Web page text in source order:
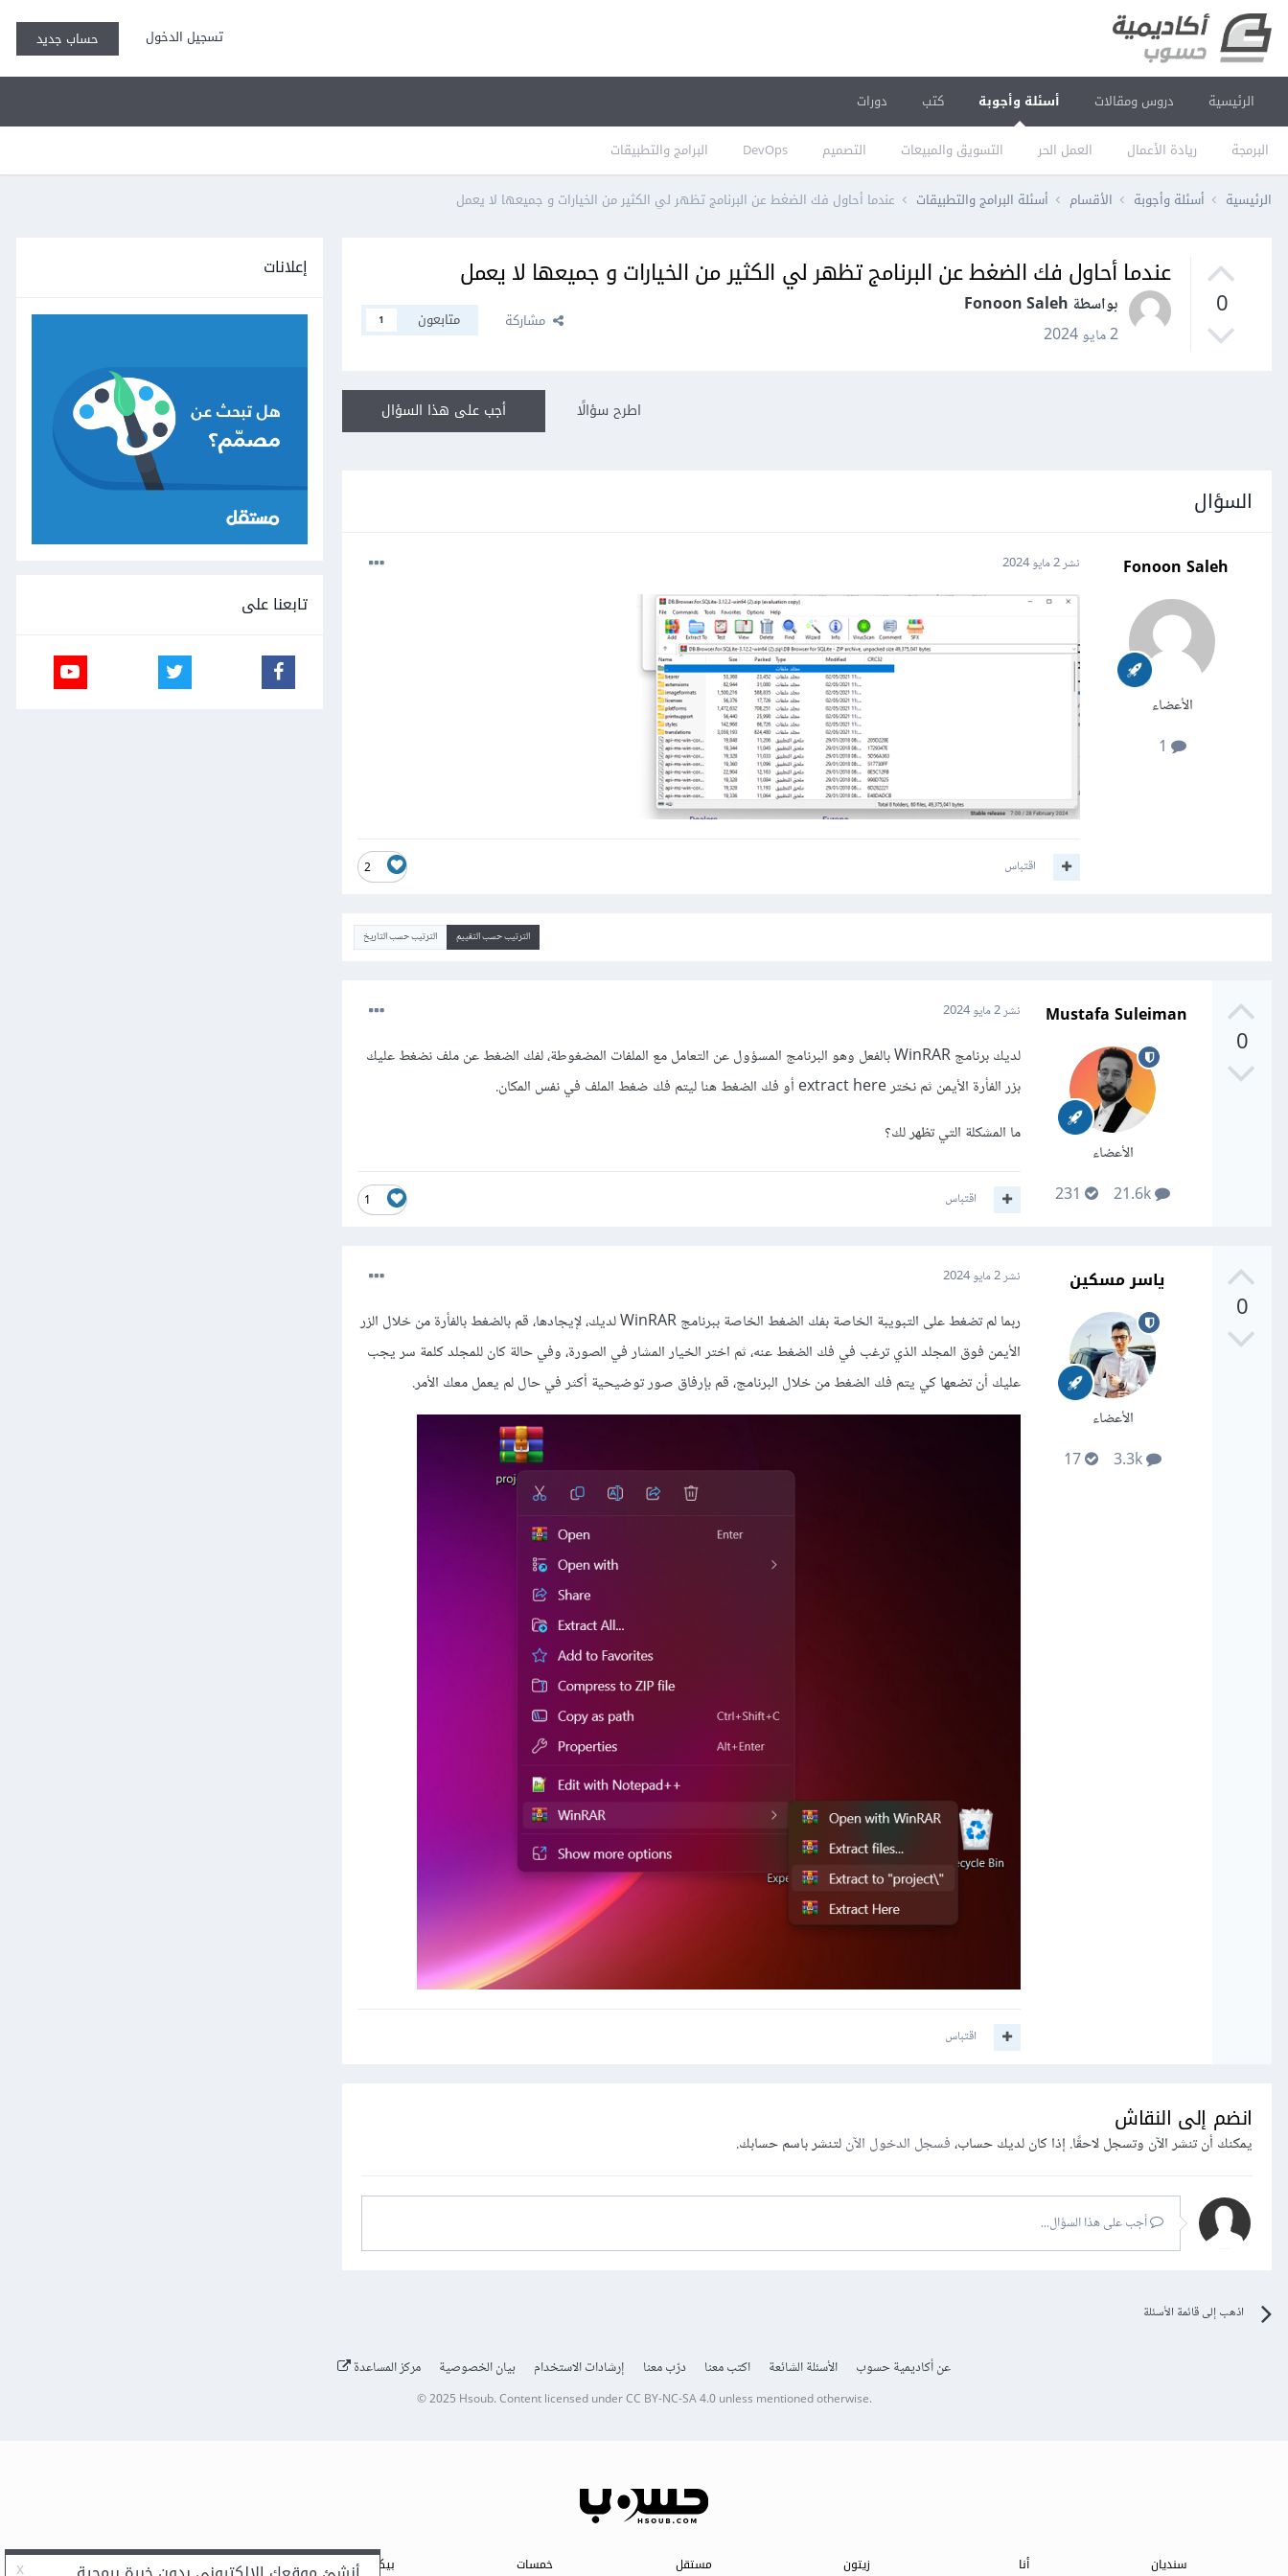
تسجيل الدخول حساب جديد
الرئيسية دروس ومقالات أسئلة وأجوبة
البرمجة ريادة الأعمال العمل الحر التسويق والمبيعات التصميم DevOps البرامج والتطبيقات
كتب دورات
الرئيسية أسئلة وأجوبة الأقسام أسئلة البرامج والتطبيقات عندما أحاول فك الضغط عن البرنامج تظهر لي الكثير من الخيارات و جميعها لا يعمل
0
عندما أحاول فك الضغط عن البرنامج تظهر لي الكثير من الخيارات و جميعها لا يعمل
بواسطة Fonoon Saleh
2 مايو 2024
مشاركة متابعون 1
أجب على هذا السؤال اطرح سؤالًا
السؤال
Fonoon Saleh
الأعضاء
نشر2 مايو 2024
2 اقتباس
الترتيب حسب التقييم الترتيب حسب التاريخ
0
Mustafa Suleiman
الأعضاء
نشر2 مايو 2024
لديك برنامج WinRAR بالفعل وهو البرنامج المسؤول عن التعامل مع الملفات المضغوطة، لفك الضغط عن ملف نضغط عليك
بزر الفأرة الأيمن ثم نختر extract here أو فك الضغط هنا ليتم فك ضغط الملف في نفس المكان.
ما المشكلة التي تظهر لك؟
1 اقتباس
0
ياسر مسكين
الأعضاء
نشر2 مايو 2024
ربما لم تضغط على التبويبة الخاصة بفك الضغط الخاصة ببرنامج WinRAR لديك، لإيجادها، قم بالضغط بالفأرة من خلال الزر
الأيمن فوق المجلد الذي ترغب في فك الضغط عنه، ثم اختر الخيار المشار في الصورة، وفي حالة كان للمجلد كلمة سر يجب
عليك أن تضعها كي يتم فك الضغط من خلال البرنامج، قم بإرفاق صور توضيحية أكثر في حال لم يعمل معك الأمر.
اقتباس
انضم إلى النقاش
يمكنك أن تنشر الآن وتسجل لاحقًا. إذا كان لديك حساب،فسجل الدخول الآنلتنشر باسم حسابك.
أجب على هذا السؤال...
اذهب إلى قائمة الأسئلة
إعلانات
تابعنا على
عن أكاديمية حسوب الأسئلة الشائعة اكتب معنا درّب معنا إرشادات الاستخدام بيان الخصوصية مركز المساعدة
© 2025 Hsoub.Content licensed underCC BY-NC-SA 4.0unless mentioned otherwise.